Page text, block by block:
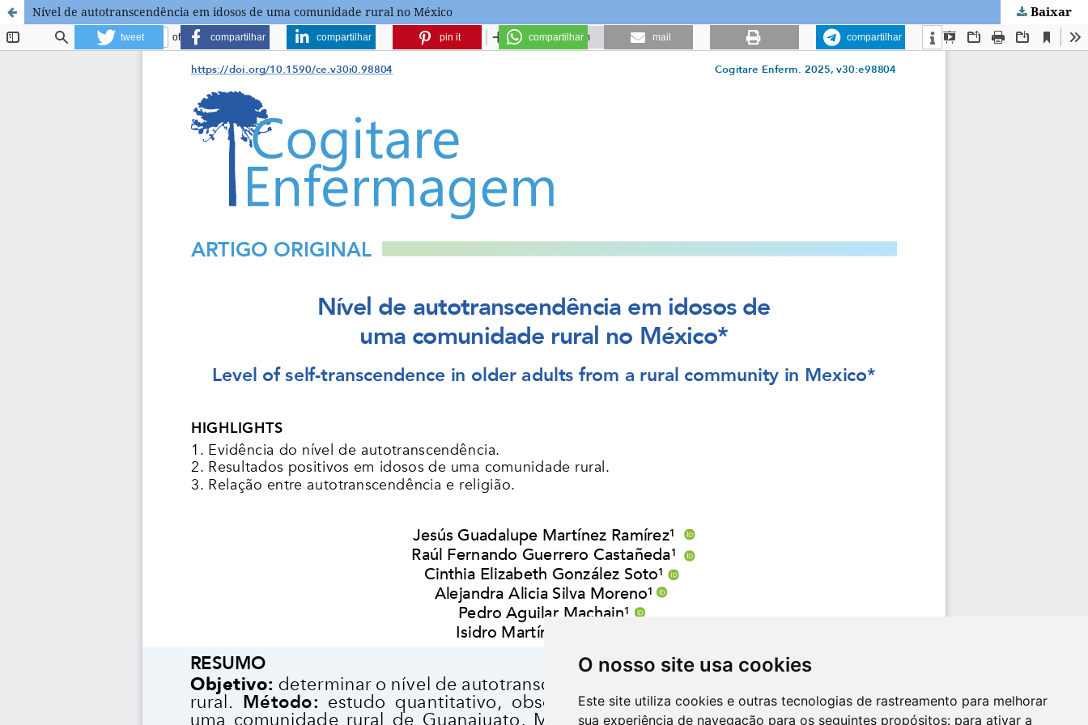
O nosso site usa cookies
Este site utiliza cookies e outras tecnologias de rastreamento para melhorar
sua experiência de navegação para os seguintes propósitos: para ativar a
Nível de autotranscendência em idosos de uma comunidade rural no México Baixar
tweet compartilhar compartilhar pin it compartilhar mail compartilhar